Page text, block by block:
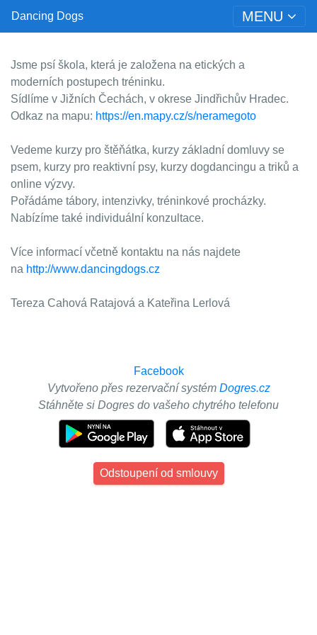
Dancing Dogs MENU
Jsme psí škola, která je založena na etických a
moderních postupech tréninku.
Sídlíme v Jižních Čechách, v okrese Jindřichův Hradec.
Odkaz na mapu: https://en.mapy.cz/s/neramegoto
Vedeme kurzy pro štěňátka, kurzy základní domluvy se
psem, kurzy pro reaktivní psy, kurzy dogdancingu a triků a
online výzvy.
Pořádáme tábory, intenzivky, tréninkové procházky.
Nabízíme také individuální konzultace.
Více informací včetně kontaktu na nás najdete
na http://www.dancingdogs.cz
Tereza Cahová Ratajová a Kateřina Lerlová
Facebook
Vytvořeno přes rezervační systém Dogres.cz
Stáhněte si Dogres do vašeho chytrého telefonu
Odstoupení od smlouvy